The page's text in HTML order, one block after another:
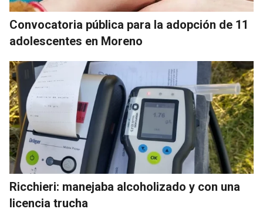
Convocatoria pública para la adopción de 11
adolescentes en Moreno
Ricchieri: manejaba alcoholizado y con una
licencia trucha